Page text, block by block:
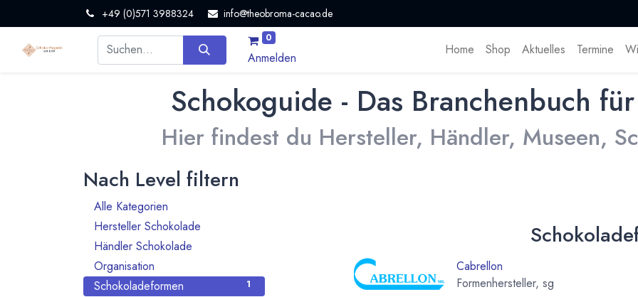
+49 (0)571 3988324 info@theobroma-cacao.de
0
Anmelden
Home Shop Aktuelles Termine
Schokoguide - Das Branchenbuch
Hier findest du Hersteller, Händler, Museen,
Nach Level filtern
Alle Kategorien
Hersteller Schokolade
Händler Schokolade
Organisation
1
Schokoladeformen
Cabrellon
Formenhersteller, sg